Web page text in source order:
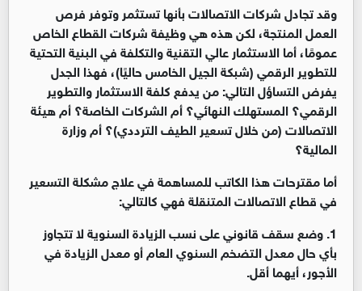
وقد تجادل شركات الاتصالات بأنها تستثمر وتوفر فرص
العمل المنتجة، لكن هذه هي وظيفة شركات القطاع الخاص
عمومًا، أما الاستثمار عالي التقنية والتكلفة في البنية التحتية
للتطوير الرقمي (شبكة الجيل الخامس حاليًا)، فهذا الجدل
يفرض التساؤل التالي: من يدفع كلفة الاستثمار والتطوير
الرقمي؟ المستهلك النهائي؟ أم الشركات الخاصة؟ أم هيئة
الاتصالات (من خلال تسعير الطيف الترددي)؟ أم وزارة
المالية؟
أما مقترحات هذا الكاتب للمساهمة في علاج مشكلة التسعير
في قطاع الاتصالات المتنقلة فهي كالتالي:
1
.وضع سقف قانوني على نسب الزيادة السنوية لا تتجاوز
بأي حال معدل التضخم السنوي العام أو معدل الزيادة في
الأجور، أيهما أقل.